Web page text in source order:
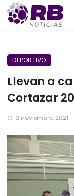
DEPORTIVO
Llevan a
Cortazar
8 noviembre, 2021